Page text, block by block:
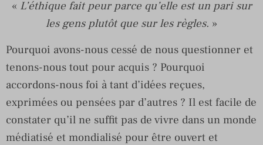
« L’éthique fait peur parce qu’elle est un pari sur
les gens plutôt que sur les règles. »
Pourquoi avons-nous cessé de nous questionner et
tenons-nous tout pour acquis ? Pourquoi
accordons-nous foi à tant d’idées reçues,
exprimées ou pensées par d’autres ? Il est facile de
constater qu’il ne suffit pas de vivre dans un monde
médiatisé et mondialisé pour être ouvert et